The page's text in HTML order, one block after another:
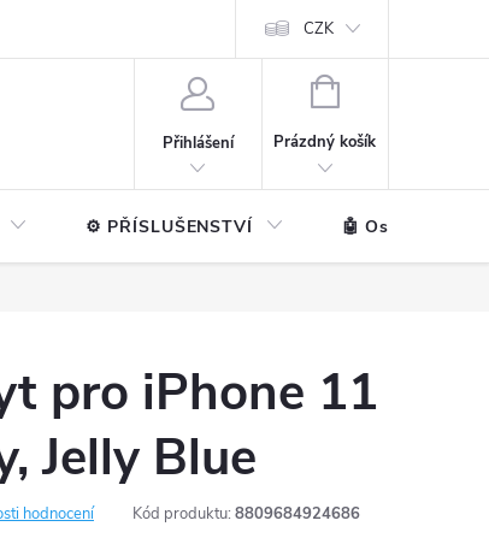
CZK
Přihlášení
NÁKUPNÍ
Prázdný košík
⚙️ PŘÍSLUŠENSTVÍ 🤖 Ostatní
pro iPhone 11
Jelly Blue
hodnocení Kód produktu: 8809684924686